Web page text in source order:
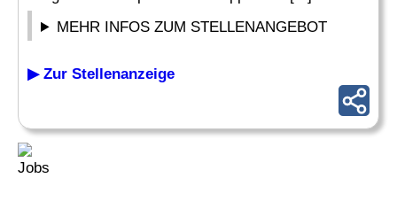
MEHR INFOS ZUM STELLENANGEBOT
▶ Zur Stellenanzeige